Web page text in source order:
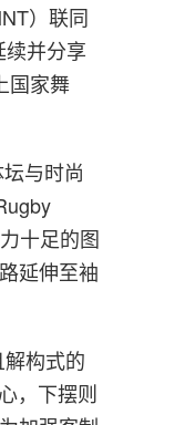
）联同
并分享
国家舞
与时尚
十足的图
延伸至袖
构式的
，下摆则